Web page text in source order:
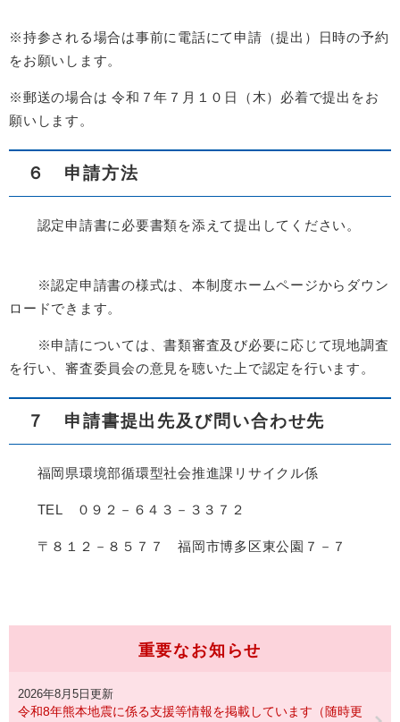
※持参される場合は事前に電話にて申請（提出）日時の予約
をお願いします。
※郵送の場合は 令和７年７月１０日（木）必着で提出をお
願いします。
６ 申請方法
認定申請書に必要書類を添えて提出してください。
※認定申請書の様式は、本制度ホームページからダウン
ロードできます。
※申請については、書類審査及び必要に応じて現地調査
を行い、審査委員会の意見を聴いた上で認定を行います。
７ 申請書提出先及び問い合わせ先
福岡県環境部循環型社会推進課リサイクル係
TEL ０９２－６４３－３３７２
〒８１２－８５７７ 福岡市博多区東公園７－７
重要なお知らせ
2026年8月5日更新
令和8年熊本地震に係る支援等情報を掲載しています（随時更